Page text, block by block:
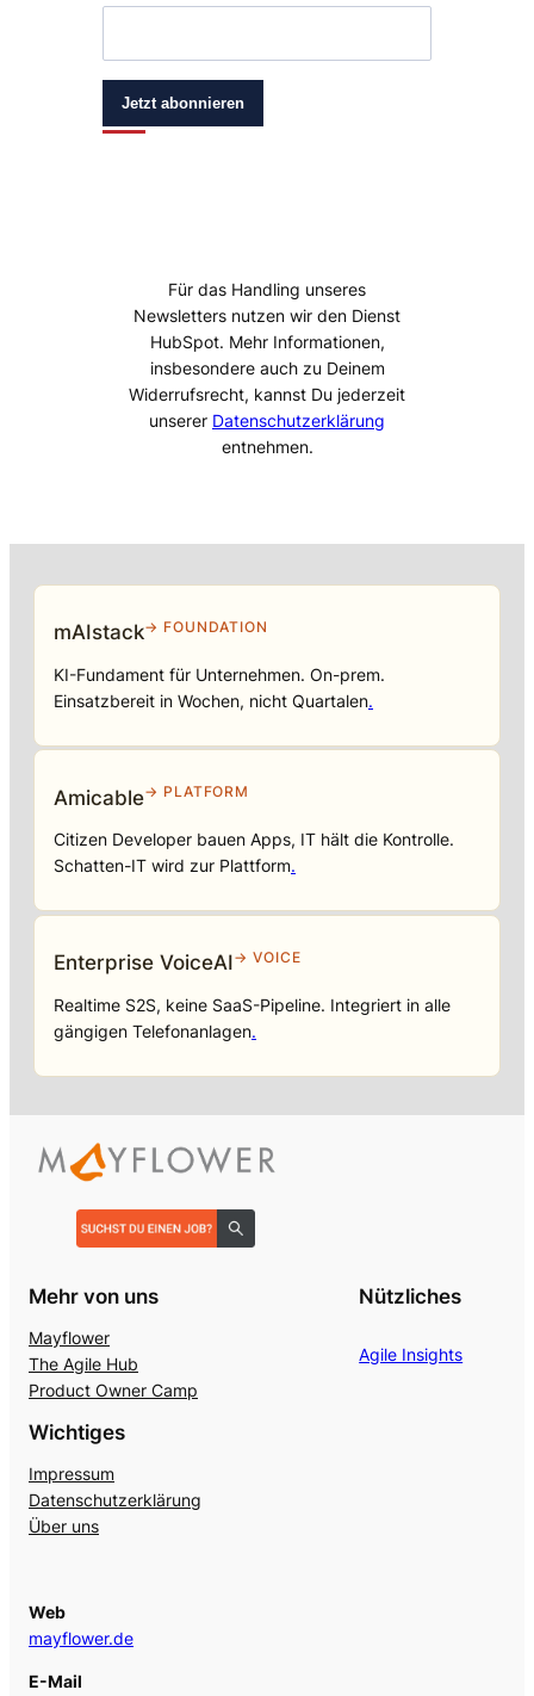
Jetzt abonnieren
Für das Handling unseres
Newsletters nutzen wir den Dienst
HubSpot. Mehr Informationen,
insbesondere auch zu Deinem
Widerrufsrecht, kannst Du jederzeit
unserer Datenschutzerklärung
entnehmen.
mAIstack→ FOUNDATION
KI-Fundament für Unternehmen. On-prem.
Einsatzbereit in Wochen, nicht Quartalen.
Amicable→ PLATFORM
Citizen Developer bauen Apps, IT hält die Kontrolle.
Schatten-IT wird zur Plattform.
Enterprise VoiceAI→ VOICE
Realtime S2S, keine SaaS-Pipeline. Integriert in alle
gängigen Telefonanlagen.
Mehr von uns
Mayflower
The Agile Hub
Product Owner Camp
Nützliches
Agile Insights
Wichtiges
Impressum
Datenschutzerklärung
Über uns
Web
mayflower.de
E-Mail